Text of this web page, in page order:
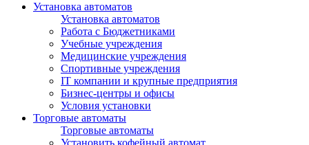
Установка автоматов
Установка автоматов
Работа с Бюджетниками
Учебные учреждения
Медицинские учреждения
Спортивные учреждения
IT компании и крупные предприятия
Бизнес-центры и офисы
Условия установки
Торговые автоматы
Торговые автоматы
Установить кофейный автомат